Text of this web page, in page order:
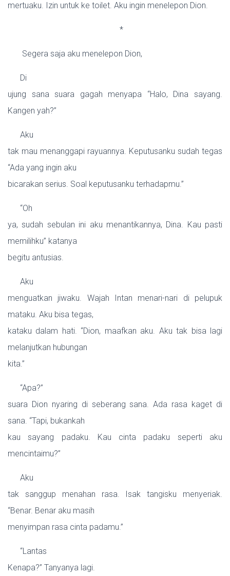
mertuaku. Izin untuk ke toilet. Aku ingin menelepon Dion.
*
Segera saja aku menelepon Dion,
Di
ujung sana suara gagah menyapa “Halo, Dina sayang.
Kangen yah?”
Aku
tak mau menanggapi rayuannya. Keputusanku sudah tegas
“Ada yang ingin aku
bicarakan serius. Soal keputusanku terhadapmu.”
“Oh
ya, sudah sebulan ini aku menantikannya, Dina. Kau pasti
memilihku” katanya
begitu antusias.
Aku
menguatkan jiwaku. Wajah Intan menari-nari di pelupuk
mataku. Aku bisa tegas,
kataku dalam hati. “Dion, maafkan aku. Aku tak bisa lagi
melanjutkan hubungan
kita.”
“Apa?”
suara Dion nyaring di seberang sana. Ada rasa kaget di
sana. “Tapi, bukankah
kau sayang padaku. Kau cinta padaku seperti aku
mencintaimu?”
Aku
tak sanggup menahan rasa. Isak tangisku menyeriak.
“Benar. Benar aku masih
menyimpan rasa cinta padamu.”
“Lantas
Kenapa?” Tanyanya lagi.